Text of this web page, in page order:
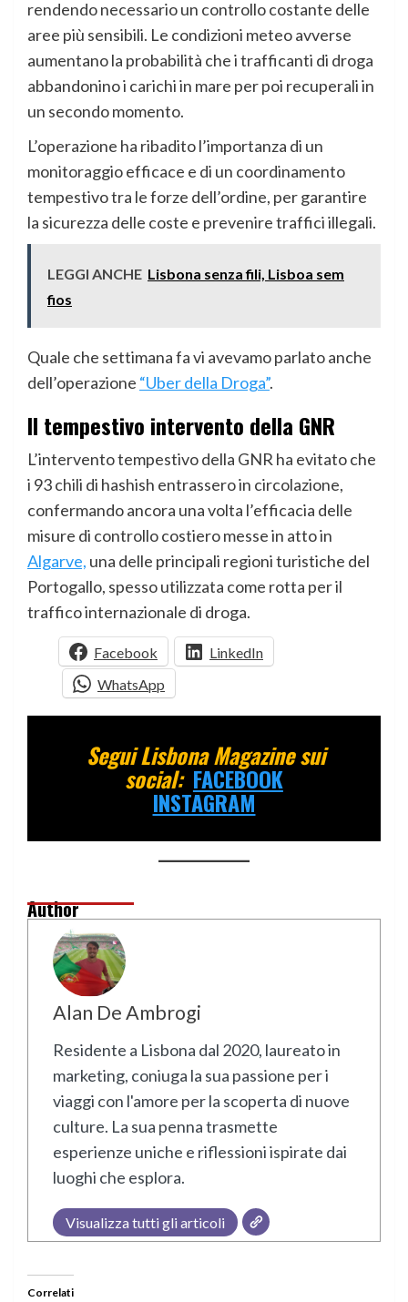
rendendo necessario un controllo costante delle
aree più sensibili. Le condizioni meteo avverse
aumentano la probabilità che i trafficanti di droga
abbandonino i carichi in mare per poi recuperali in
un secondo momento.
L’operazione ha ribadito l’importanza di un
monitoraggio efficace e di un coordinamento
tempestivo tra le forze dell’ordine, per garantire
la sicurezza delle coste e prevenire traffici illegali.
LEGGI ANCHE Lisbona senza fili, Lisboa sem
fios
Quale che settimana fa vi avevamo parlato anche
dell’operazione “Uber della Droga”.
Il tempestivo intervento della GNR
L’intervento tempestivo della GNR ha evitato che
i 93 chili di hashish entrassero in circolazione,
confermando ancora una volta l’efficacia delle
misure di controllo costiero messe in atto in
Algarve, una delle principali regioni turistiche del
Portogallo, spesso utilizzata come rotta per il
traffico internazionale di droga.
Facebook
LinkedIn
WhatsApp
Segui Lisbona Magazine sui
social: FACEBOOK
INSTAGRAM
Author
Alan De Ambrogi
Residente a Lisbona dal 2020, laureato in
marketing, coniuga la sua passione per i
viaggi con l'amore per la scoperta di nuove
culture. La sua penna trasmette
esperienze uniche e riflessioni ispirate dai
luoghi che esplora.
Visualizza tutti gli articoli
Correlati